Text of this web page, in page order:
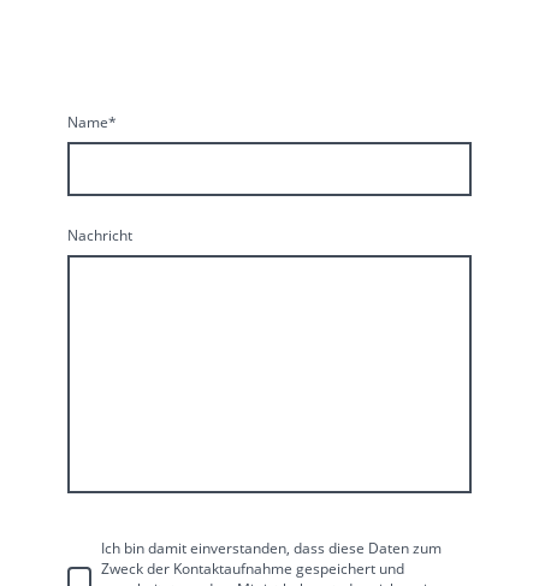
Name*
Nachricht
Ich bin damit einverstanden, dass diese Daten zum
Zweck der Kontaktaufnahme gespeichert und